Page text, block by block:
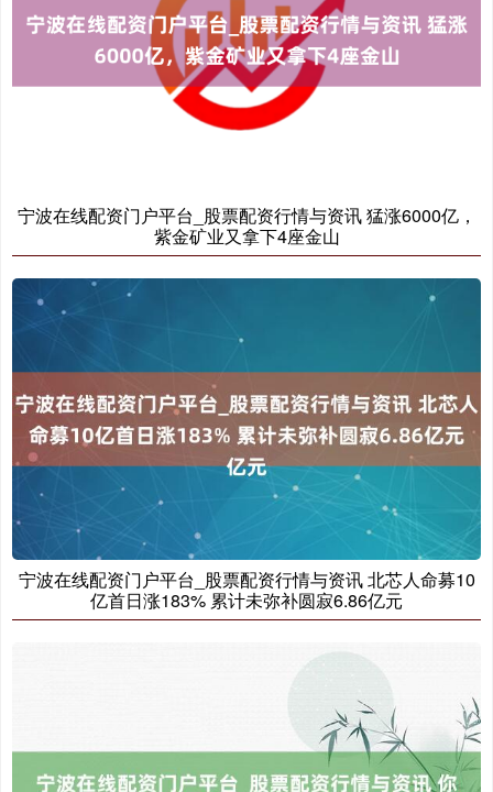
期指IC0 7877.80 +164.40 +2.13%
宁波在线配资门户平台_股票配资行情与资讯 猛涨6000亿，
紫金矿业又拿下4座金山
宁波在线配资门户平台_股票配资行情与资讯 北芯人命募10
亿首日涨183% 累计未弥补圆寂6.86亿元